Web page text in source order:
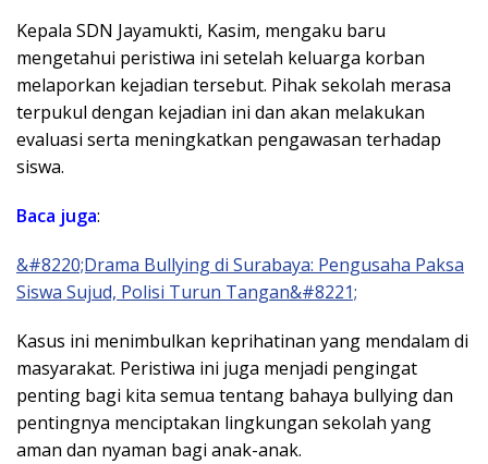
Kepala SDN Jayamukti, Kasim, mengaku baru
mengetahui peristiwa ini setelah keluarga korban
melaporkan kejadian tersebut. Pihak sekolah merasa
terpukul dengan kejadian ini dan akan melakukan
evaluasi serta meningkatkan pengawasan terhadap
siswa.
Baca juga:
&#8220;Drama Bullying di Surabaya: Pengusaha Paksa
Siswa Sujud, Polisi Turun Tangan&#8221;
Kasus ini menimbulkan keprihatinan yang mendalam di
masyarakat. Peristiwa ini juga menjadi pengingat
penting bagi kita semua tentang bahaya bullying dan
pentingnya menciptakan lingkungan sekolah yang
aman dan nyaman bagi anak-anak.